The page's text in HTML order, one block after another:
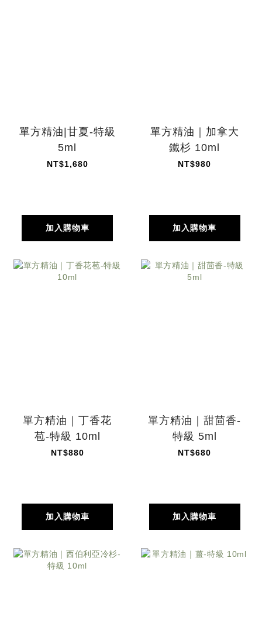
單方精油|甘夏-特級
5ml
NT$1,680
加入購物車
單方精油｜加拿大
鐵杉 10ml
NT$980
加入購物車
單方精油｜丁香花
苞-特級 10ml
NT$880
加入購物車
單方精油｜甜茴香-
特級 5ml
NT$680
加入購物車